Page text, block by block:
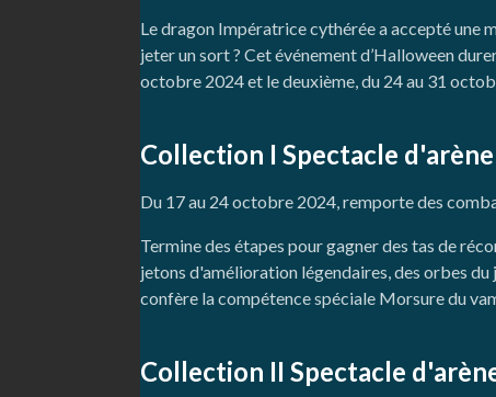
Le dragon Impératrice cythérée a accepté
jeter un sort ? Cet événement d’Halloween
octobre 2024 et le deuxième, du 24 au 31
Collection I Spectacle
Du 17 au 24 octobre 2024, remporte des
Termine des étapes pour gagner des tas de
jetons d'amélioration légendaires, des orbes
confère la compétence spéciale Morsure du
Collection II Spectacle